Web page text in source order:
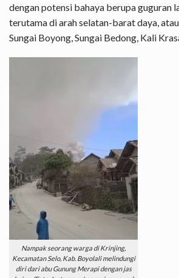
dengan potensi bahaya berupa guguran
terutama di arah selatan-barat daya,
Sungai Boyong, Sungai Bedong, Kali
Nampak seorang warga di Krinjing,
Kecamatan Selo, Kab. Boyolali melindungi
diri dari abu Gunung Merapi dengan jas